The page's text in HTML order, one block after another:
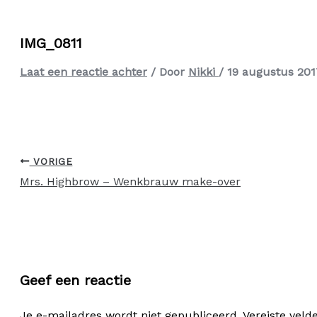
IMG_0811
Laat een reactie achter / Door Nikki / 19 augustus
VORIGE
Mrs. Highbrow – Wenkbrauw make-over
Geef een reactie